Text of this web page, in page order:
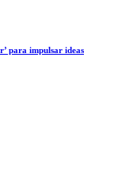
para impulsar ideas